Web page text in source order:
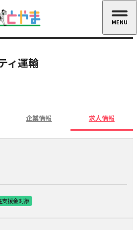
ィ運輸
企業情報 求人情報
支援金対象
MENU